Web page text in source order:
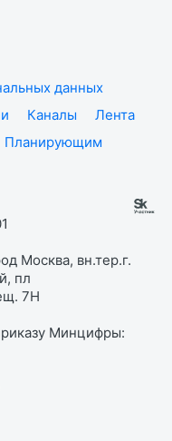
данных
Каналы
Лента
Планирующим
Москва, вн.тер.г.
пл
7Н
Минцифры: